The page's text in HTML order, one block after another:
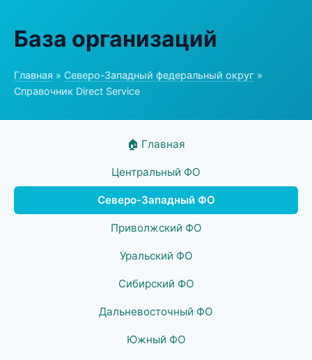
База организаций
Главная » Северо-Западный федеральный округ »
Справочник Direct Service
🏠 Главная
Центральный ФО
Северо-Западный ФО
Приволжский ФО
Уральский ФО
Сибирский ФО
Дальневосточный ФО
Южный ФО